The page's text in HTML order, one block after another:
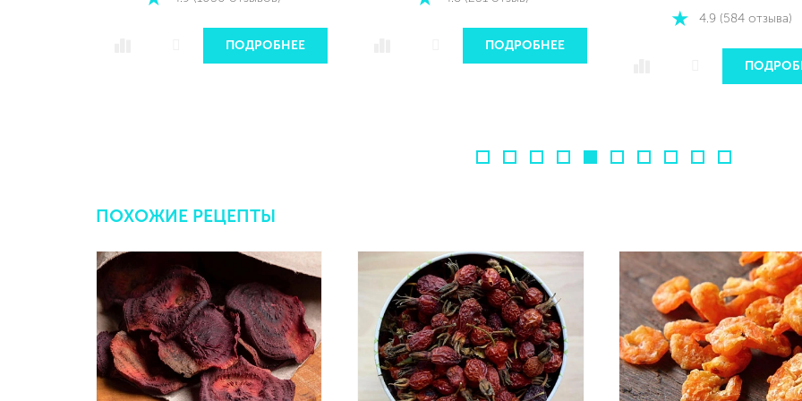
ПОДРОБНЕЕ ПОДРОБНЕЕ
4.9 (584 отзыва)
ПОХОЖИЕ РЕЦЕПТЫ